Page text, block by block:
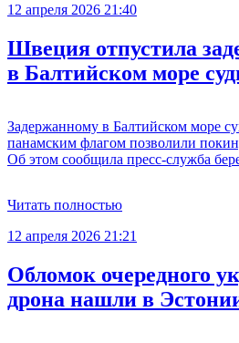
12 апреля 2026 21:40
Швеция отпустила
в Балтийском море
Задержанному в Балтийском море
панамским флагом позволили
Об этом сообщила пресс-служба
Читать полностью
12 апреля 2026 21:21
Обломок очередного
дрона нашли в